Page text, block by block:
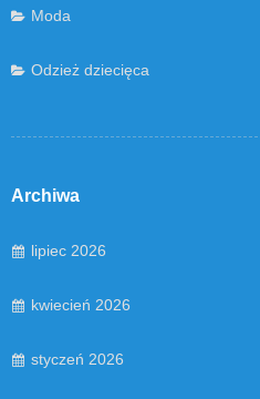
Moda
Odzież dziecięca
Archiwa
lipiec 2026
kwiecień 2026
styczeń 2026